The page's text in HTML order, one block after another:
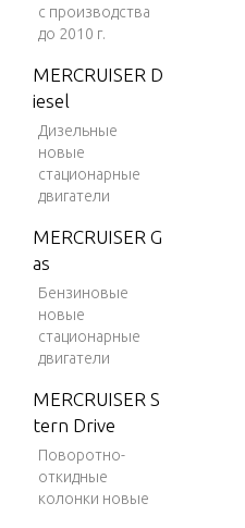
с производства
до 2010 г.
MERCRUISER D
iesel
Дизельные
новые
стационарные
двигатели
MERCRUISER G
as
Бензиновые
новые
стационарные
двигатели
MERCRUISER S
tern Drive
Поворотно-
откидные
колонки новые